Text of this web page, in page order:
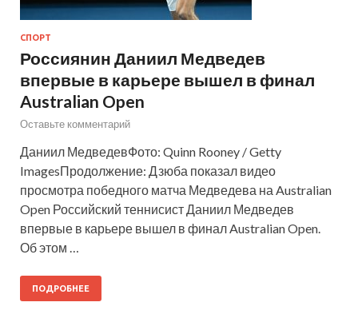
СПОРТ
Россиянин Даниил Медведев
впервые в карьере вышел в финал
Australian Open
Оставьте комментарий
Даниил МедведевФото: Quinn Rooney / Getty
ImagesПродолжение: Дзюба показал видео
просмотра победного матча Медведева на Australian
Open Российский теннисист Даниил Медведев
впервые в карьере вышел в финал Australian Open.
Об этом …
ПОДРОБНЕЕ